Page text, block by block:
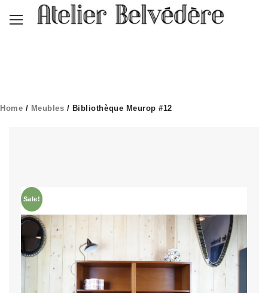
Home / Meubles / Bibliothèque Meurop #12
Sale!